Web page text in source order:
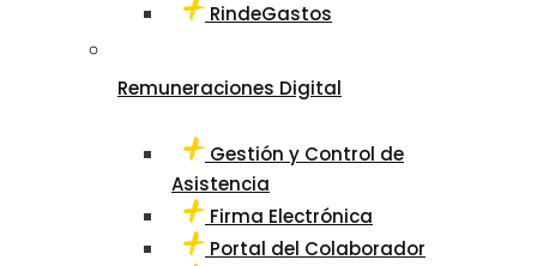
RindeGastos
Remuneraciones Digital
Gestión y Control de
Asistencia
Firma Electrónica
Portal del Colaborador